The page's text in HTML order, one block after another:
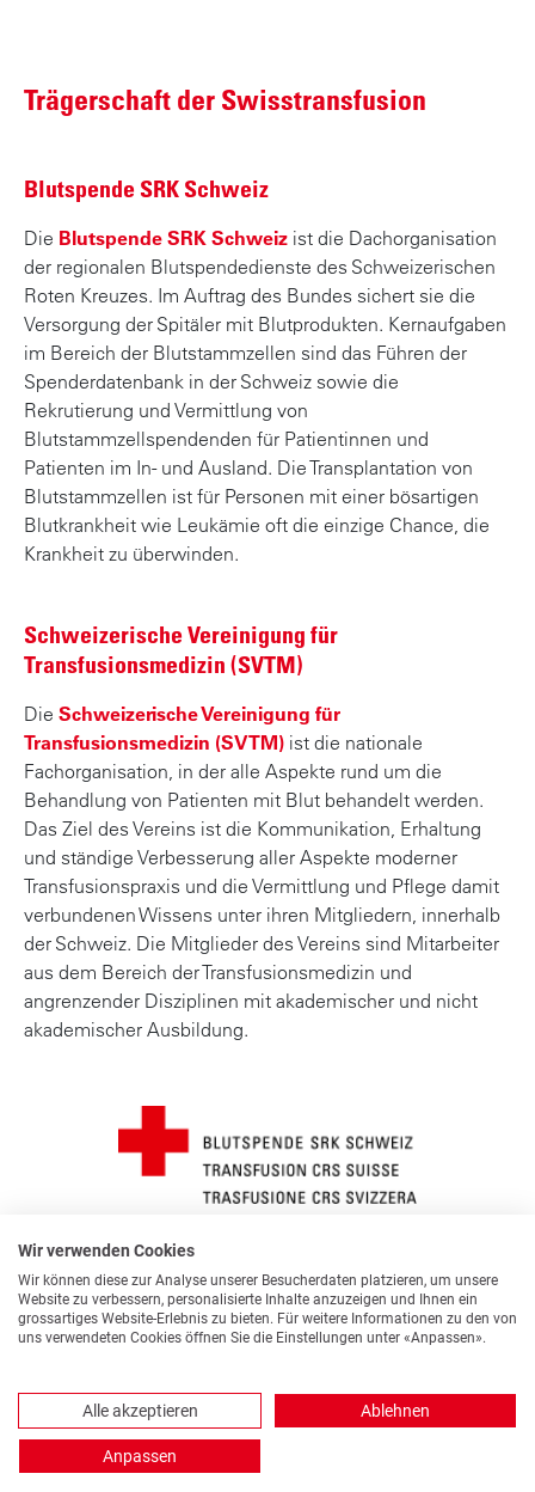
Trägerschaft der Swisstransfusion
Blutspende SRK Schweiz
Die Blutspende SRK Schweiz ist die Dachorganisation
der regionalen Blutspendedienste des Schweizerischen
Roten Kreuzes. Im Auftrag des Bundes sichert sie die
Versorgung der Spitäler mit Blutprodukten. Kernaufgaben
im Bereich der Blutstammzellen sind das Führen der
Spenderdatenbank in der Schweiz sowie die
Rekrutierung und Vermittlung von
Blutstammzellspendenden für Patientinnen und
Patienten im In- und Ausland. Die Transplantation von
Blutstammzellen ist für Personen mit einer bösartigen
Blutkrankheit wie Leukämie oft die einzige Chance, die
Krankheit zu überwinden.
Schweizerische Vereinigung für
Transfusionsmedizin (SVTM)
Die Schweizerische Vereinigung für
Transfusionsmedizin (SVTM) ist die nationale
Fachorganisation, in der alle Aspekte rund um die
Behandlung von Patienten mit Blut behandelt werden.
Das Ziel des Vereins ist die Kommunikation, Erhaltung
und ständige Verbesserung aller Aspekte moderner
Transfusionspraxis und die Vermittlung und Pflege damit
verbundenen Wissens unter ihren Mitgliedern, innerhalb
der Schweiz. Die Mitglieder des Vereins sind Mitarbeiter
aus dem Bereich der Transfusionsmedizin und
angrenzender Disziplinen mit akademischer und nicht
akademischer Ausbildung.
Cookie Einstellungen ändern Datenschutz
Impressum
Suche
DE
Wir verwenden Cookies
Wir können diese zur Analyse unserer Besucherdaten platzieren, um unsere
Website zu verbessern, personalisierte Inhalte anzuzeigen und Ihnen ein
grossartiges Website-Erlebnis zu bieten. Für weitere Informationen zu den von
uns verwendeten Cookies öffnen Sie die Einstellungen unter «Anpassen».
Alle akzeptieren Ablehnen
Anpassen